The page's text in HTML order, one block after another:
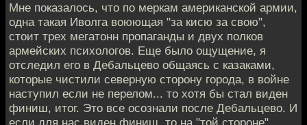
Мне показалось, что по меркам американской армии,
одна такая Иволга воюющая "за кисю за свою",
стоит трех мегатонн пропаганды и двух полков
армейских психологов. Еще было ощущение, я
отследил его в Дебальцево общаясь с казаками,
которые чистили северную сторону города, в войне
наступил если не перелом... то хотя бы стал виден
финиш, итог. Это все осознали после Дебальцево. И